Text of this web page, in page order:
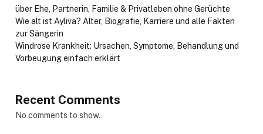
über Ehe, Partnerin, Familie & Privatleben ohne Gerüchte
Wie alt ist Ayliva? Alter, Biografie, Karriere und alle Fakten
zur Sängerin
Windrose Krankheit: Ursachen, Symptome, Behandlung und
Vorbeugung einfach erklärt
Recent Comments
No comments to show.